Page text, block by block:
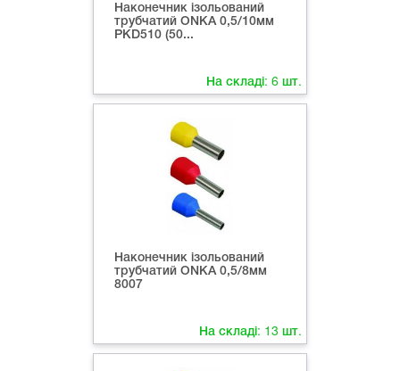
Наконечник ізольований
трубчатий ONKA 0,5/10мм
PKD510 (50...
На складі: 6 шт.
Наконечник ізольований
трубчатий ONKA 0,5/8мм
8007
На складі: 13 шт.